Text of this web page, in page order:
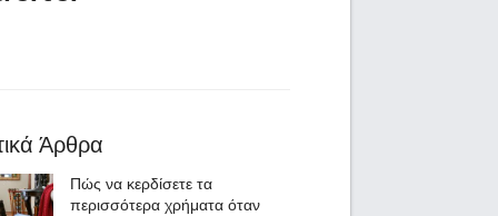
Άρθρα
Πώς να κερδίσετε τα
περισσότερα χρήματα όταν